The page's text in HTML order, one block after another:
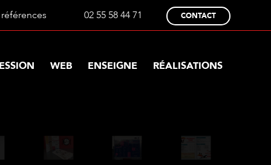
02 55 58 44 71 CONTACT
WEB ENSEIGNE RÉALISATIONS